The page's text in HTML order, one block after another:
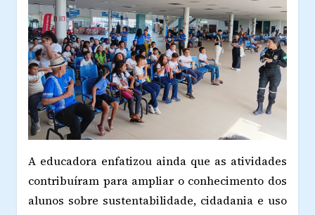
A educadora enfatizou ainda que as atividades
contribuíram para ampliar o conhecimento dos
alunos sobre sustentabilidade, cidadania e uso